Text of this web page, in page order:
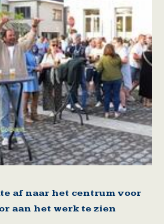
af naar het centrum voor
aan het werk te zien